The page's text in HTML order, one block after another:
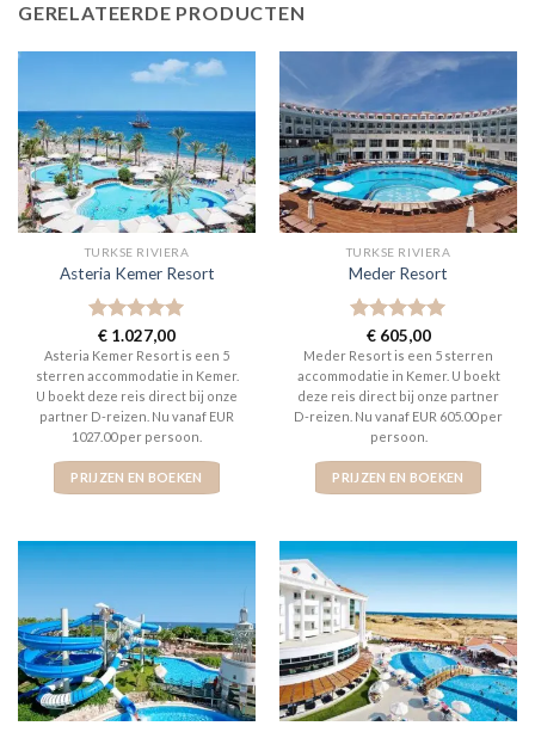
GERELATEERDE PRODUCTEN
TURKSE RIVIERA
Asteria Kemer Resort
Gewaardeerd
5uit 5
€ 1.027,00
Asteria Kemer Resort is een 5
sterren accommodatie in Kemer.
U boekt deze reis direct bij onze
partner D-reizen. Nu vanaf EUR
1027.00 per persoon.
PRIJZEN EN BOEKEN
TURKSE RIVIERA
Meder Resort
Gewaardeerd
5uit 5
€605,00
Meder Resort is een 5 sterren
accommodatie in Kemer. U boekt
deze reis direct bij onze partner
D-reizen. Nu vanaf EUR 605.00 per
persoon.
PRIJZEN EN BOEKEN